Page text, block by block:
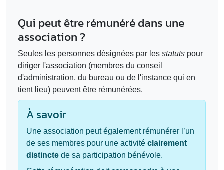
Qui peut être rémunéré dans une
association ?
Seules les personnes désignées par les statuts pour
diriger l'association (membres du conseil
d'administration, du bureau ou de l'instance qui en
tient lieu) peuvent être rémunérées.
À savoir
Une association peut également rémunérer l’un
de ses membres pour une activité clairement
distincte de sa participation bénévole.